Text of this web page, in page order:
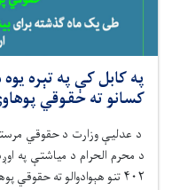
کسانو ته حقوقي
د عدلیې وزارت د حقوقي
۴۰۲ تنو هېوادوالو ته حقوقي پوهاوی وړاندې کړی دی. . .